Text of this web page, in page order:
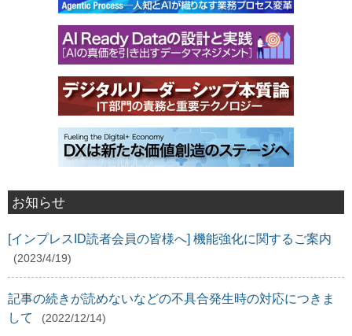
お知らせ
[インプレスID読者会員の皆様へ] 機能強化に関するご案内
(2023/4/19)
記事の続きが読めないなどの不具合発生時の対応につきま
して
(2022/12/14)